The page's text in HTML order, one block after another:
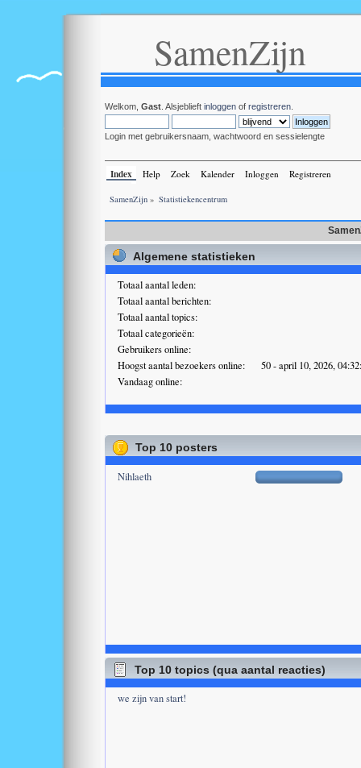
SamenZijn
Welkom, Gast . Alsjeblieft inloggen of registreren
Login met gebruikersnaam, wachtwoord en sessielengte
Index Help Zoek Kalender Inloggen Registreren
SamenZijn » Statistiekencentrum
Algemene statistieken
Totaal aantal leden:
Totaal aantal berichten:
Totaal aantal topics:
Totaal categorieën:
Gebruikers online:
Hoogst aantal bezoekers online:
50 - april 10, 2026,
Vandaag online:
Top 10 posters
Nihlaeth
Top 10 topics (qua aantal reacties)
we zijn van start!